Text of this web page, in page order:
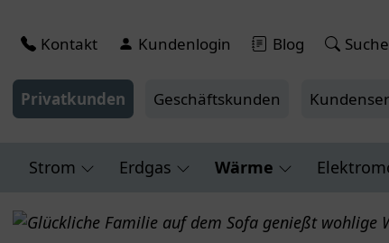
Kontakt Kundenlogin Blog
Privatkunden Geschäftskunden
Strom Erdgas Wärme